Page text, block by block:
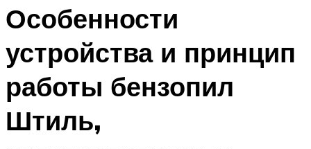
Особенности
устройства и принцип
работы бензопил
Штиль,